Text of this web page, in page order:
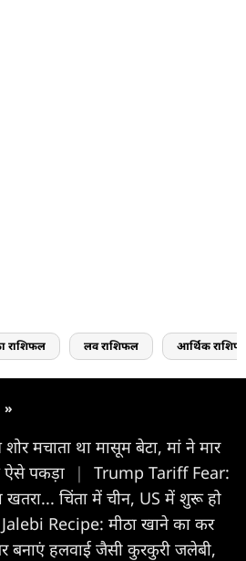
राशिफल लव राशिफल आर्थिक
»
मचाता था मासूम बेटा, मां ने मार
ऐसे पकड़ा
|
Trump Tariff Fear:
खतरा... चिंता में चीन, US में शुरू हो
Recipe: मीठा खाने का कर
बनाएं हलवाई जैसी कुरकुरी जलेबी,